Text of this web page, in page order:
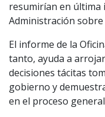
resumirían en última
Administración sobre
El informe de la
tanto, ayuda a
decisiones tácitas
gobierno y
en el proceso